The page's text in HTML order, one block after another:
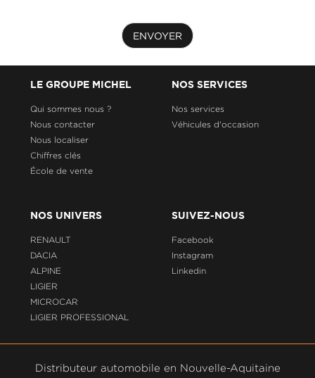
ENVOYER
LE GROUPE MICHEL
Qui sommes nous ?
Nous contacter
Nous localiser
Chiffres clés
École de vente
NOS SERVICES
Nos services
Véhicules d'occasion
NOS UNIVERS
RENAULT
DACIA
ALPINE
LIGIER
MICROCAR
LIGIER PROFESSIONAL
SUIVEZ-NOUS
Facebook
Instagram
Linkedin
Distributeur automobile en Nouvelle-Aquitaine